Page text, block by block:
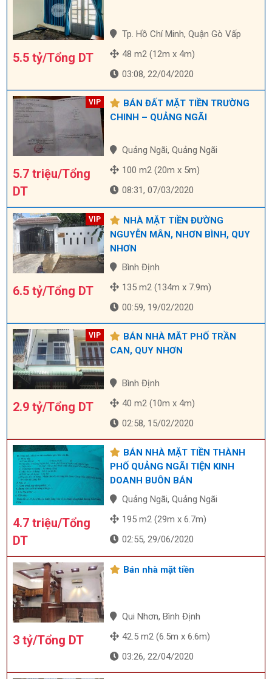
5.5 tỷ/Tổng DT
Tp. Hồ Chí Minh, Quận Gò Vấp
48 m2 (12m x 4m)
03:08, 22/04/2020
5.7 triệu/Tổng
DT
BÁN ĐẤT MẶT TIỀN TRƯỜNG
CHINH – QUẢNG NGÃI
Quảng Ngãi, Quảng Ngãi
100 m2 (20m x 5m)
08:31, 07/03/2020
6.5 tỷ/Tổng DT
NHÀ MẶT TIỀN ĐƯỜNG
NGUYỄN MÂN, NHƠN BÌNH, QUY
NHƠN
Bình Định
135 m2 (134m x 7.9m)
00:59, 19/02/2020
2.9 tỷ/Tổng DT
BÁN NHÀ MĂT PHỐ TRẦN
CAN, QUY NHƠN
Bình Định
40 m2 (10m x 4m)
02:58, 15/02/2020
4.7 triệu/Tổng
DT
BÁN NHÀ MẶT TIỀN THÀNH
PHỐ QUẢNG NGÃI TIỆN KINH
DOANH BUÔN BÁN
Quảng Ngãi, Quảng Ngãi
195 m2 (29m x 6.7m)
02:55, 29/06/2020
3 tỷ/Tổng DT
Bán nhà mặt tiền
Qui Nhơn, Bình Định
42.5 m2 (6.5m x 6.6m)
03:26, 22/04/2020